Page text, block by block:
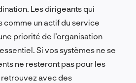
Les dirigeants qui
comme un actif du service
priorité de l’organisation
Si vos systèmes ne se
ne resteront pas pour les
avec des